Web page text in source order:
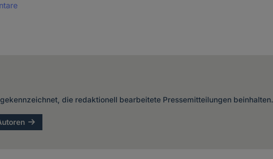
die redaktionell bearbeitete Pressemitteilungen beinhalten.